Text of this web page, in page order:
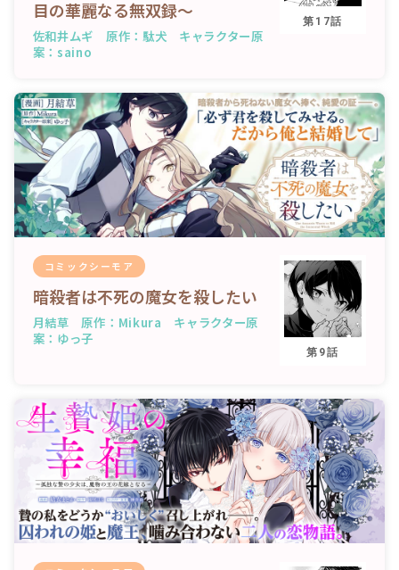
目の華麗なる無双録～
佐和井ムギ 原作：駄犬 キャラクター原
案：saino
第17話
コミックシーモア
暗殺者は不死の魔女を殺したい
月結草 原作：Mikura キャラクター原
案：ゆっ子
第9話